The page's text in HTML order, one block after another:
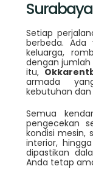
Setiap
berbeda. Ada
keluarga,
dengan jumlah
itu,
armada
kebutuhan dan
Semua
pengecekan
kondisi mesin,
interior,
dipastikan
Anda tetap